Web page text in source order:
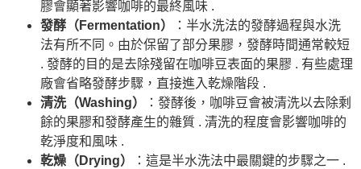
膠會顯著影響咖啡的最終風味 .
發酵（Fermentation）
：半水洗法的發酵過程與水洗
法有所不同。由於保留了部分果膠，發酵時間通常較短
. 發酵的目的是去除殘留在咖啡豆表面的果膠 . 有些處理
廠會省略發酵步驟，直接進入乾燥階段 .
清洗（Washing）
：發酵後，咖啡豆會被清洗以去除剩
餘的果膠和發酵產生的雜質 . 清洗的程度會影響咖啡的
乾淨度和風味 .
乾燥（Drying）
：這是半水洗法中最關鍵的步驟之一 .